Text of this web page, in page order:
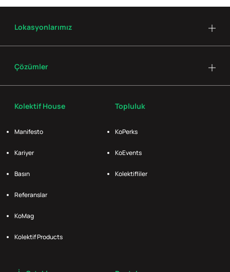
Kolektif House
Manifesto
Kariyer
Basın
Referanslar
KoMag
Kolektif Products
Topluluk
KoPerks
KoEvents
Kolektifliler
Lokasyonlarımız
Çözümler